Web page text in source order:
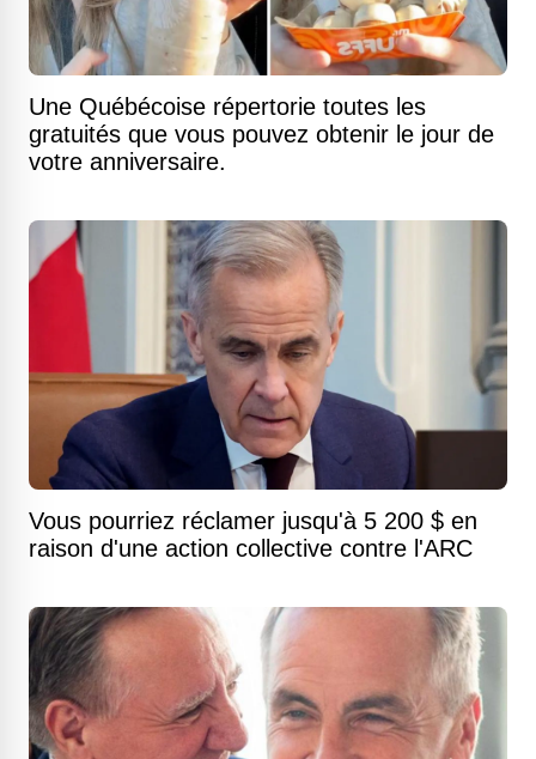
Une Québécoise répertorie toutes les
gratuités que vous pouvez obtenir le jour de
votre anniversaire.
Vous pourriez réclamer jusqu'à 5 200 $ en
raison d'une action collective contre l'ARC